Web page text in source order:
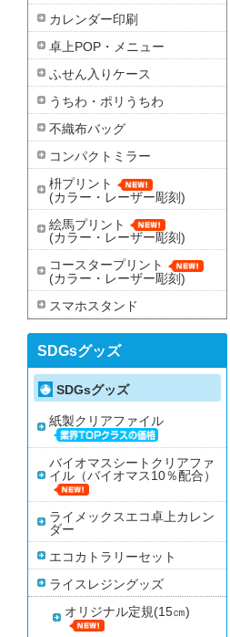
カレンダー印刷
卓上POP・メニュー
ふせん入りケース
うちわ・ポリうちわ
不織布バッグ
コンパクトミラー
枡プリント
(カラー・レーザー彫刻)
絵馬プリント
(カラー・レーザー彫刻)
コースタープリント
(カラー・レーザー彫刻)
スマホスタンド
SDGsグッズ
SDGsグッズ
紙製クリアファイル
バイオマスシートクリアファ
イル（バイオマス10％配合）
ライメックスエコ卓上カレン
ダー
エコカトラリーセット
ライスレジングッズ
オリジナル定規(15㎝)